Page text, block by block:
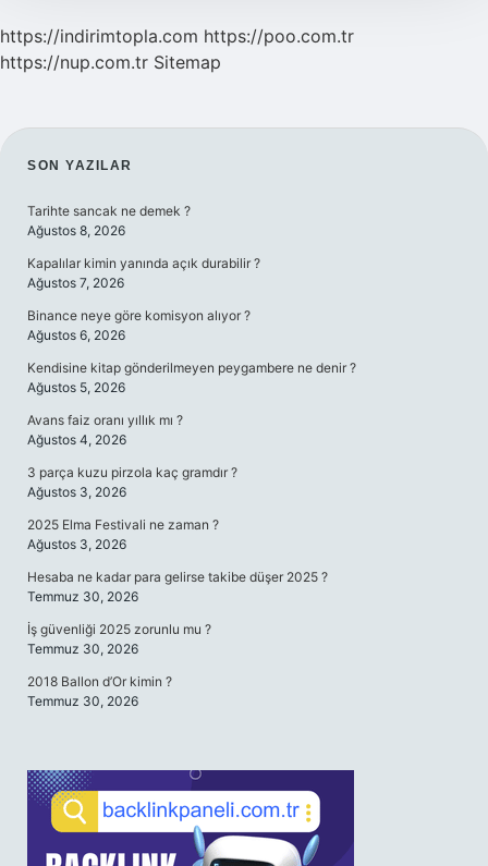
https://indirimtopla.com https://poo.com.tr
https://nup.com.tr Sitemap
SIDEBAR
SON YAZILAR
Tarihte sancak ne demek ?
Ağustos 8, 2026
Kapalılar kimin yanında açık durabilir ?
Ağustos 7, 2026
Binance neye göre komisyon alıyor ?
Ağustos 6, 2026
Kendisine kitap gönderilmeyen peygambere ne denir ?
Ağustos 5, 2026
Avans faiz oranı yıllık mı ?
Ağustos 4, 2026
3 parça kuzu pirzola kaç gramdır ?
Ağustos 3, 2026
2025 Elma Festivali ne zaman ?
Ağustos 3, 2026
Hesaba ne kadar para gelirse takibe düşer 2025 ?
Temmuz 30, 2026
İş güvenliği 2025 zorunlu mu ?
Temmuz 30, 2026
2018 Ballon d’Or kimin ?
Temmuz 30, 2026